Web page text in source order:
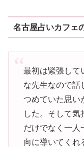
名古屋占いカフェ
最初は緊張して
な先生なので話
つめていた思い
した。そして気
だけでなく一人
向に導いてくれ